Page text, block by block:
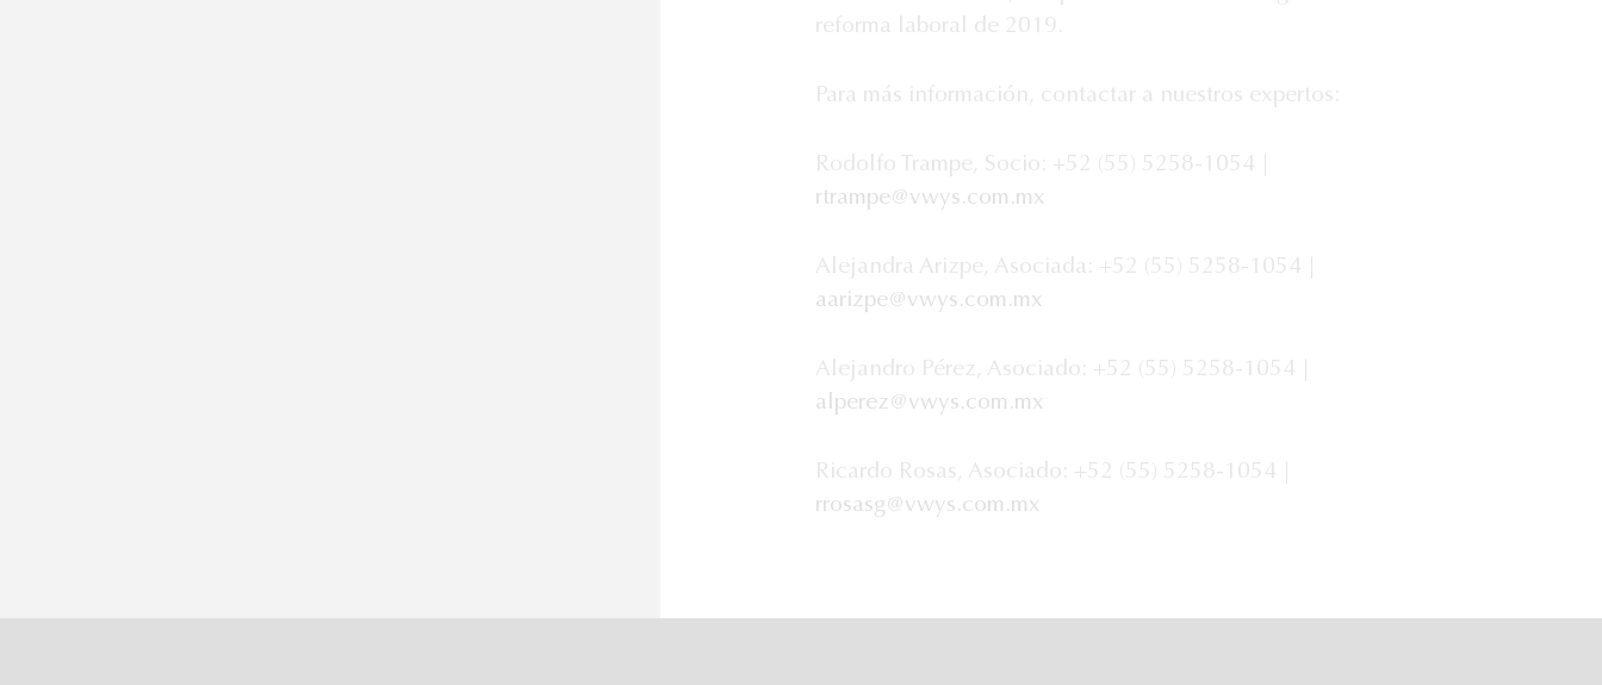
reforma laboral de 2019.
Para más información, contactar a nuestros expertos:
Rodolfo Trampe, Socio: +52 (55) 5258-1054 |
rtrampe@vwys.com.mx
Alejandra Arizpe, Asociada: +52 (55) 5258-1054 |
aarizpe@vwys.com.mx
Alejandro Pérez, Asociado: +52 (55) 5258-1054 |
alperez@vwys.com.mx
Ricardo Rosas, Asociado: +52 (55) 5258-1054 |
rrosasg@vwys.com.mx